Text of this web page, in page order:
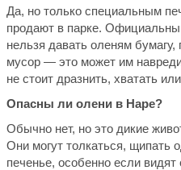
Да, но только специальным
продают в парке.
нельзя давать оленям
мусор — это может им
не стоит дразнить, хватать
Опасны ли олени в Наре?
Обычно нет, но это дикие
Они могут толкаться, щипать
печенье, особенно если